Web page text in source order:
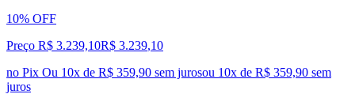
10% OFF
Preço R$ 3.239,10R$ 3.239,10
no Pix Ou 10x de R$ 359,90 sem jurosou 10x de R$ 359,90 sem
juros